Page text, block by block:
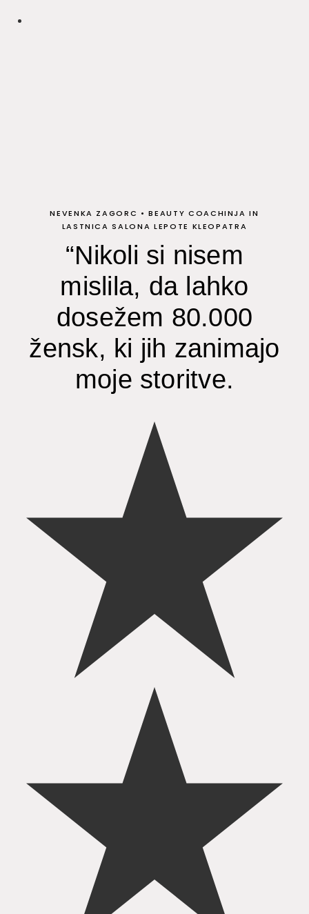
NEVENKA ZAGORC • BEAUTY COACHINJA IN
LASTNICA SALONA LEPOTE KLEOPATRA
“Nikoli si nisem
mislila, da lahko
dosežem 80.000
žensk, ki jih zanimajo
moje storitve.